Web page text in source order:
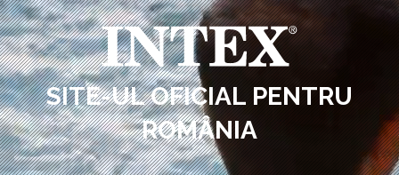
SITE-UL OFICIAL PENTRU
ROMÂNIA